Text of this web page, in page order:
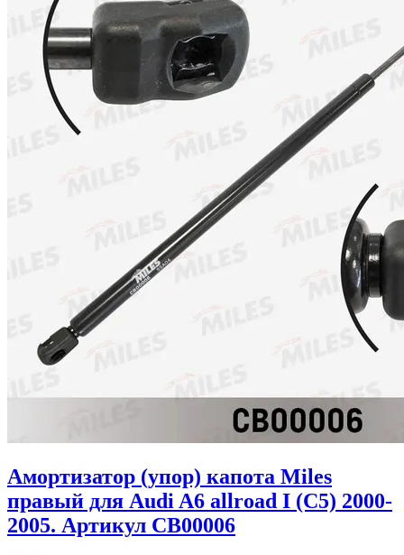
Амортизатор (упор) капота Miles
правый для Audi A6 allroad I (C5) 2000-
2005. Артикул CB00006